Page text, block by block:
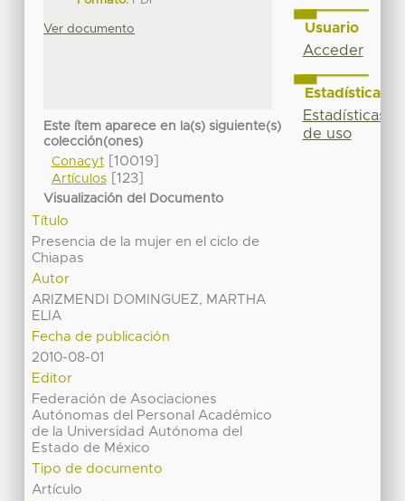
Ver documento
Este ítem aparece en la(s) siguiente(s)
colección(ones)
Conacyt[10019]
Artículos[123]
Visualización del Documento
Título
Presencia de la mujer en el ciclo de
Chiapas
Autor
ARIZMENDI DOMINGUEZ, MARTHA
ELIA
Fecha de publicación
2010-08-01
Editor
Federación de Asociaciones
Autónomas del Personal Académico
de la Universidad Autónoma del
Estado de México
Tipo de documento
Artículo
Usuario
Acceder
Estadísticas
Estadísticas
de uso